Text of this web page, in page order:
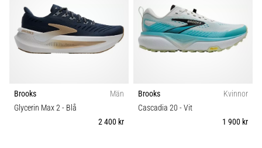
oavsett
du
proffs.
Vilka
Skobredd
Sport
Underlag
Brooks
Män
Glycerin Max 2- Blå
2 400 kr
Brooks
Kvinnor
Cascadia 20 - Vit
1 900 kr